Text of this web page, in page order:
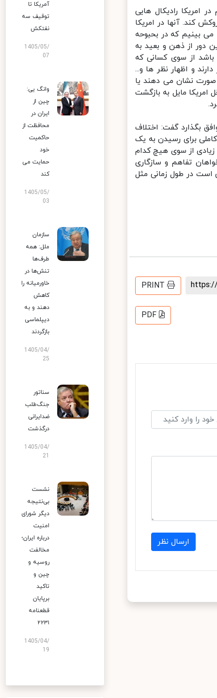
رادیکال هایی
کند. آنها در امریکا
بینیم که در بحبوحه
دور از ذهن و بعید به
از سوی کسانی که
و اظهار نظر ها و...
نشان می دهند یا
مایل به بازگشت
بگذارد گفت: اختلاف
برای رسیدن به یک
زیادی از سوی هیچ کدام
تفاهم و سازگاری
در طول زمانی مثل
PRINT
PDF
ارسال نظر
آمریکا تا
توقیف سه
نفتکش
1405/05/
07
وانگ یی:
چین از
ایران در
محافظت از
حاکمیت
خود
حمایت می
کند
1405/05/
03
سازمان
ملل: همه
طرف‌ها
تنش‌ها در
خاورمیانه را
کاهش
دهند و به
دیپلماسی
بازگردند
1405/04/
25
سناتور
جنگ‌طلب
ضدایرانی
درگذشت
1405/04/
نشست
بی‌نتیجه
دیگر شورای
امنیت
درباره ایران؛
مخالفت
روسیه و
چین و
تاکید
برپایان
قطعنامه
۲۲۳۱
1405/04/
19